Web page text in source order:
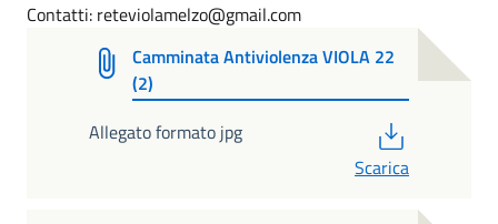
Contatti: reteviolamelzo@gmail.com
Camminata Antiviolenza VIOLA 22
(2)
Allegato formato jpg
Scarica